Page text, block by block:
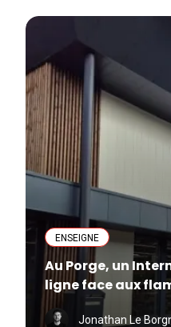
ENSEIGNE
Au Porge, un
ligne face aux
Jonathan Le